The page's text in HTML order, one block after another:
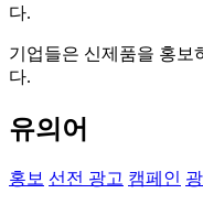
다.
기업들은 신제품을 홍보
다.
유의어
홍보 선전 광고 캠페인